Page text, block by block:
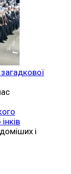
загадкової
і